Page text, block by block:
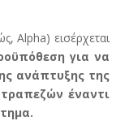
Alpha) εισέρχεται
για να
ανάπτυξης της
έναντι